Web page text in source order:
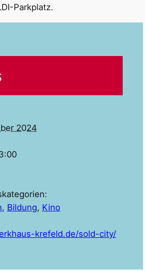
Parkplatz.
2024
, Bildung, Kino
krefeld.de/sold-city/